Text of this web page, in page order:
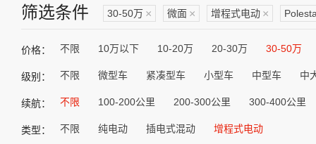
筛选条件 30-50万 × 微面 × 增程式电动 ×
价格： 不限 10万以下 10-20万 20-30万 30-50万
级别： 不限 微型车 紧凑型车 小型车 中型车 中
续航： 不限 100-200公里 200-300公里 300-400公里
类型： 不限 纯电动 插电式混动 增程式电动